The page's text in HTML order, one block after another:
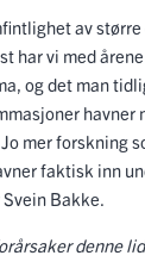
av
har vi med
og det man
havner
mer forskning
faktisk inn
Bakke.
denne